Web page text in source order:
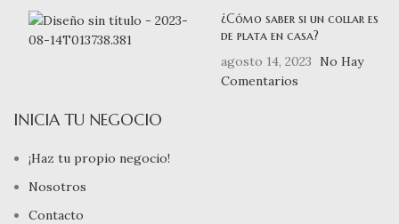
¿Cómo saber si un collar es
de plata en casa?
agosto 14, 2023
No Hay
Comentarios
INICIA TU NEGOCIO
¡Haz tu propio negocio!
Nosotros
Contacto